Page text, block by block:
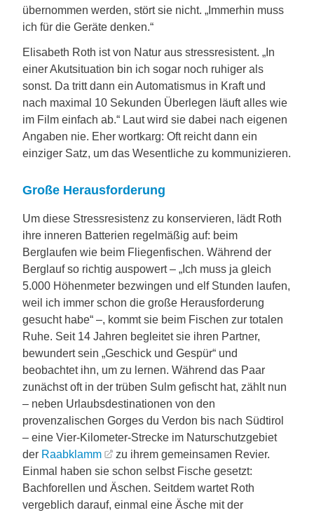
übernommen werden, stört sie nicht. „Immerhin muss
ich für die Geräte denken.“
Elisabeth Roth ist von Natur aus stressresistent. „In
einer Akutsituation bin ich sogar noch ruhiger als
sonst. Da tritt dann ein Automatismus in Kraft und
nach maximal 10 Sekunden Überlegen läuft alles wie
im Film einfach ab.“ Laut wird sie dabei nach eigenen
Angaben nie. Eher wortkarg: Oft reicht dann ein
einziger Satz, um das Wesentliche zu kommunizieren.
Große Herausforderung
Um diese Stressresistenz zu konservieren, lädt Roth
ihre inneren Batterien regelmäßig auf: beim
Berglaufen wie beim Fliegenfischen. Während der
Berglauf so richtig auspowert – „Ich muss ja gleich
5.000 Höhenmeter bezwingen und elf Stunden laufen,
weil ich immer schon die große Herausforderung
gesucht habe“ –, kommt sie beim Fischen zur totalen
Ruhe. Seit 14 Jahren begleitet sie ihren Partner,
bewundert sein „Geschick und Gespür“ und
beobachtet ihn, um zu lernen. Während das Paar
zunächst oft in der trüben Sulm gefischt hat, zählt nun
– neben Urlaubsdestinationen von den
provenzalischen Gorges du Verdon bis nach Südtirol
– eine Vier-Kilometer-Strecke im Naturschutzgebiet
der Raabklamm
zu ihrem gemeinsamen Revier.
Einmal haben sie schon selbst Fische gesetzt:
Bachforellen und Äschen. Seitdem wartet Roth
vergeblich darauf, einmal eine Äsche mit der